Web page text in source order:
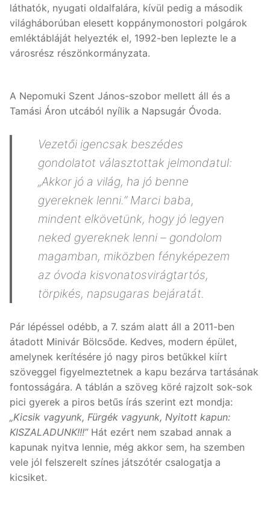
láthatók, nyugati oldalfalára, kívül pedig a második
világháborúban elesett koppánymonostori polgárok
emléktábláját helyezték el, 1992-ben leplezte le a
városrész részönkormányzata.
A Nepomuki Szent János-szobor mellett áll és a
Tamási Áron utcából nyílik a Napsugár Óvoda.
Vezetői igencsak beszédes
gondolatot választottak jelmondatul:
„Akkor jó a világ, ha jó benne
gyereknek lenni.”Marci baba,
mindent elkövetünk, hogy jó legyen
neked gyereknek lenni – gondolom
magamban, miközben fényképezem
az óvoda kisvonatosvirágtartós,
törpikés, napsugaras bejáratát.
Pár lépéssel odébb, a 7. szám alatt áll a 2011-ben
átadott Minivár Bölcsőde. Kedves, modern épület,
amelynek kerítésére jó nagy piros betűkkel kiírt
szöveggel figyelmeztetnek a kapu bezárva tartásának
fontosságára. A táblán a szöveg köré rajzolt sok-sok
pici gyerek a piros betűs írás szerint ezt mondja:
„Kicsik vagyunk, Fürgék vagyunk, Nyitott kapun:
KISZALADUNK!!!”Hát ezért nem szabad annak a
kapunak nyitva lennie, még akkor sem, ha szemben
vele jól felszerelt színes játszótér csalogatja a
kicsiket.